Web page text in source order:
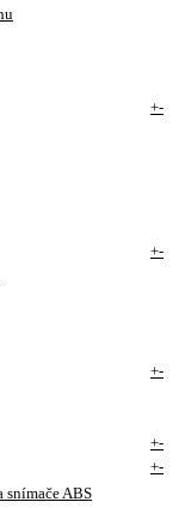
+-
+-
+-
+-
+-
ABS